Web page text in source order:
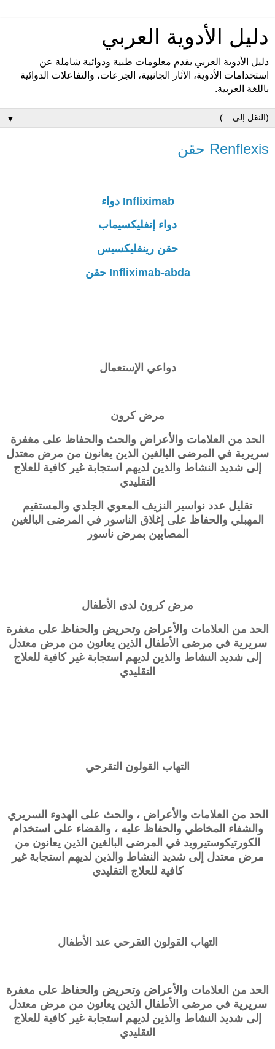
دليل الأدوية العربي
دليل الأدوية العربي يقدم معلومات طبية ودوائية شاملة عن
استخدامات الأدوية، الآثار الجانبية، الجرعات، والتفاعلات الدوائية
باللغة العربية.
▼
Renflexis حقن
Infliximab دواء
دواء إنفليكسيماب
حقن رينفليكسيس
Infliximab-abda حقن
دواعي الإستعمال
مرض كرون
الحد من العلامات والأعراض والحث والحفاظ على مغفرة
سريرية في المرضى البالغين الذين يعانون من مرض معتدل
إلى شديد النشاط والذين لديهم استجابة غير كافية للعلاج
التقليدي
تقليل عدد نواسير النزيف المعوي الجلدي والمستقيم
المهبلي والحفاظ على إغلاق الناسور في المرضى البالغين
المصابين بمرض ناسور
مرض كرون لدى الأطفال
الحد من العلامات والأعراض وتحريض والحفاظ على مغفرة
سريرية في مرضى الأطفال الذين يعانون من مرض معتدل
إلى شديد النشاط والذين لديهم استجابة غير كافية للعلاج
التقليدي
التهاب القولون التقرحي
الحد من العلامات والأعراض ، والحث على الهدوء السريري
والشفاء المخاطي والحفاظ عليه ، والقضاء على استخدام
الكورتيكوستيرويد في المرضى البالغين الذين يعانون من
مرض معتدل إلى شديد النشاط والذين لديهم استجابة غير
كافية للعلاج التقليدي
التهاب القولون التقرحي عند الأطفال
الحد من العلامات والأعراض وتحريض والحفاظ على مغفرة
سريرية في مرضى الأطفال الذين يعانون من مرض معتدل
إلى شديد النشاط والذين لديهم استجابة غير كافية للعلاج
التقليدي